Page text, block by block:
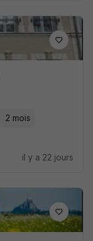
2 mois
il y a 22 jours